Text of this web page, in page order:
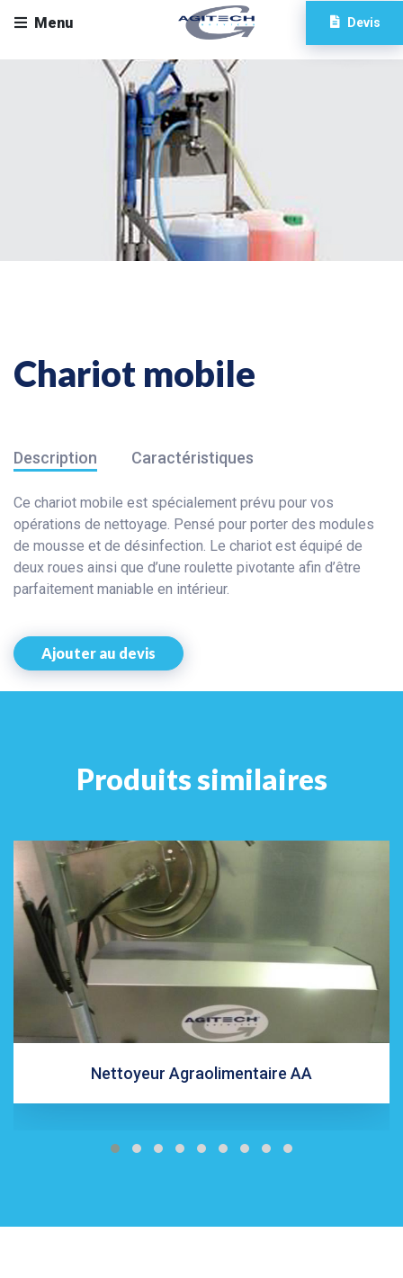
Menu Devis
Chariot mobile
Description Caractéristiques
Ce chariot mobile est spécialement prévu pour vos
opérations de nettoyage. Pensé pour porter des modules
de mousse et de désinfection. Le chariot est équipé de
deux roues ainsi que d’une roulette pivotante afin d’être
parfaitement maniable en intérieur.
Ajouter au devis
Produits similaires
Nettoyeur Agraolimentaire AA